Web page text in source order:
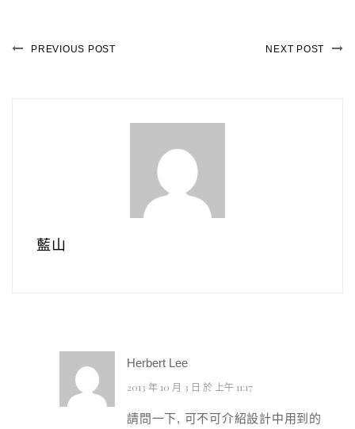
PREVIOUS POST NEXT POST
藍山
Herbert Lee
2013 年 10 月 3 日 於 上午 11:17
請問一下, 可不可介紹設計中用到的